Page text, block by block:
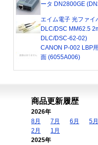
ータ DN2800GE
エイム電子 光ファイ
DLC/DSC MM62.5
DLC/DSC-62-02)
CANON P-002 LBP
面 (6055A006)
商品更新履歴
2026年
8月
7月 6月 5月
2月
1月
2025年